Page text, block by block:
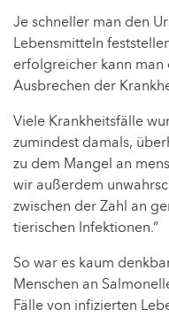
Je schneller man den
Lebensmitteln
erfolgreicher kann
Ausbrechen der
Viele Krankheitsfälle
zumindest damals,
zu dem Mangel an
wir außerdem
zwischen der Zahl an
tierischen Infektionen.“
So war es kaum
Menschen an
Fälle von infizierten